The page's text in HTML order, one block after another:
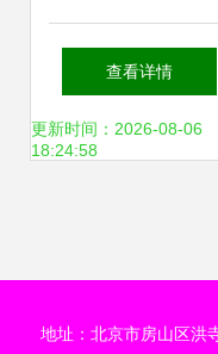
MINMAX电源模
块，MJW25系列专
查看详情
更新时间：2026-08-06
18:24:58
地址：北京市房山区洪